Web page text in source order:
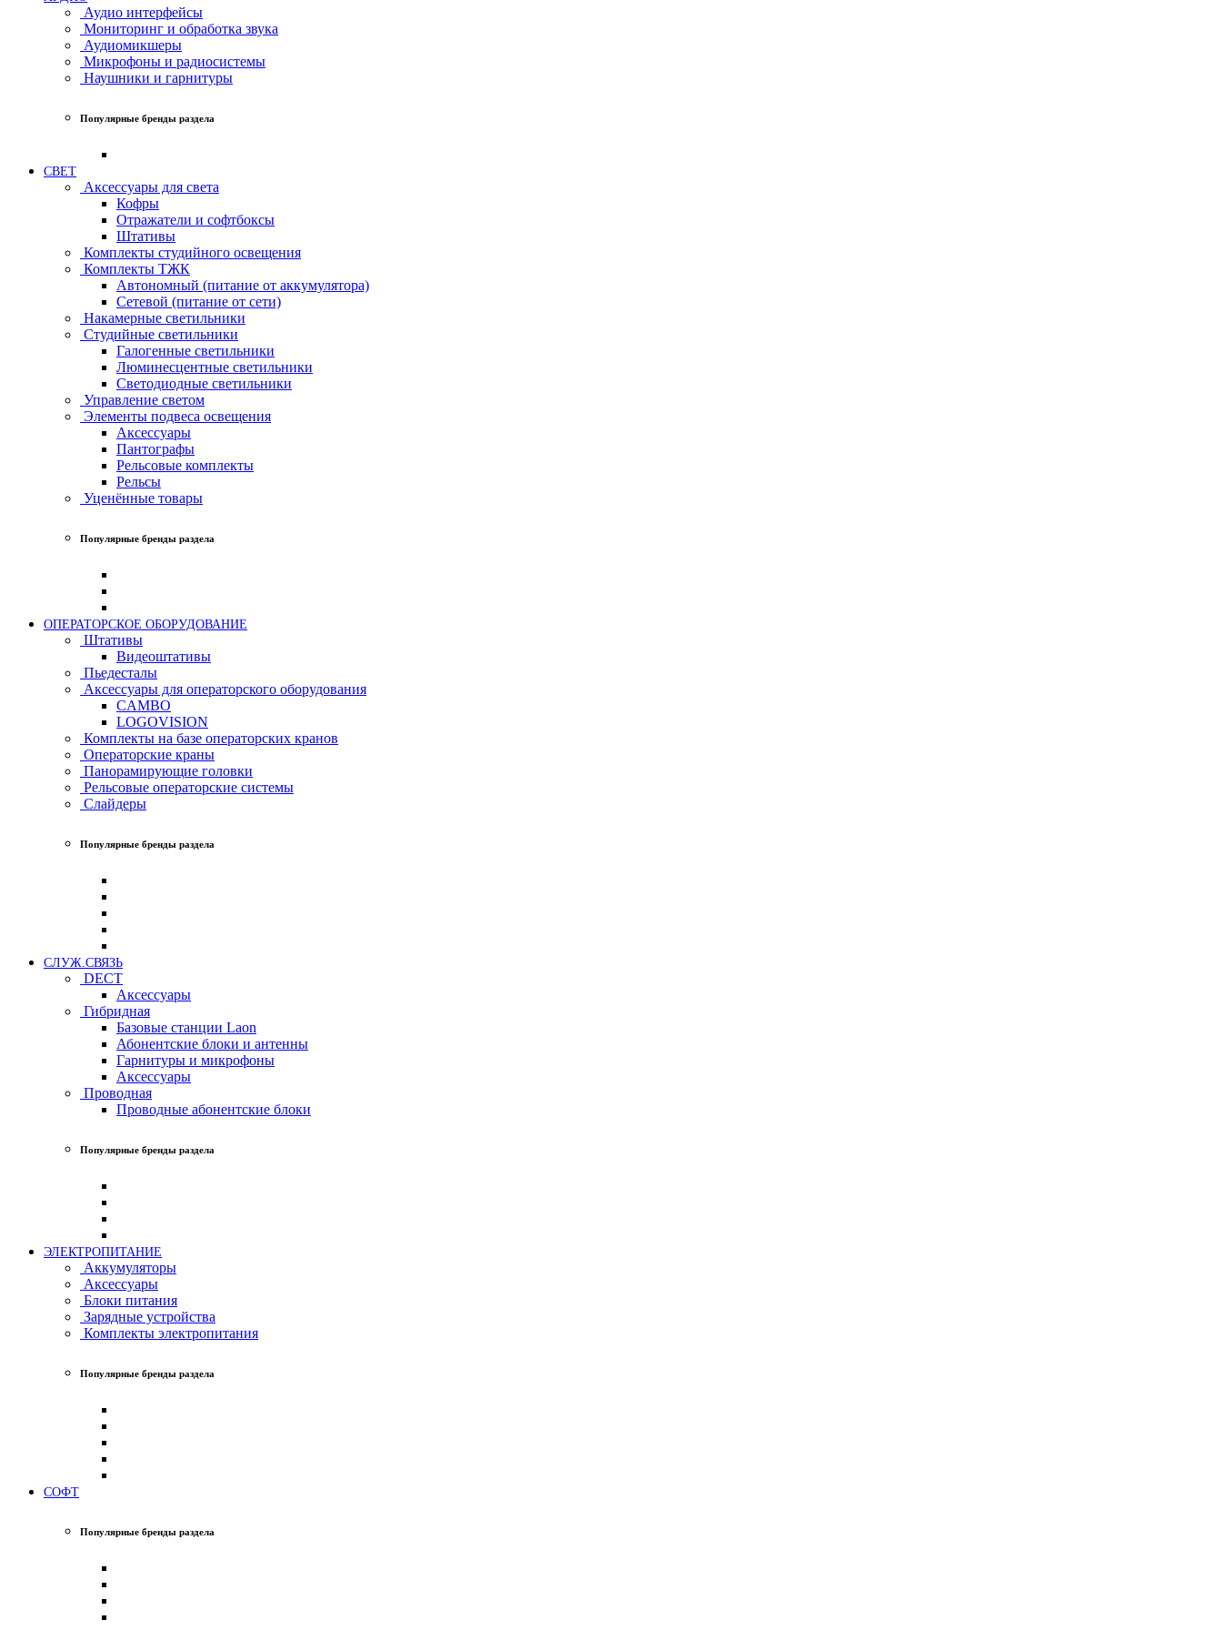
Аудио интерфейсы
Мониторинг и обработка звука
Аудиомикшеры
Микрофоны и радиосистемы
Наушники и гарнитуры
Популярные бренды раздела
СВЕТ
Аксессуары для света
Кофры
Отражатели и софтбоксы
Штативы
Комплекты студийного освещения
Комплекты ТЖК
Автономный (питание от аккумулятора)
Сетевой (питание от сети)
Накамерные светильники
Студийные светильники
Галогенные светильники
Люминесцентные светильники
Светодиодные светильники
Управление светом
Элементы подвеса освещения
Аксессуары
Пантографы
Рельсовые комплекты
Рельсы
Уценённые товары
Популярные бренды раздела
ОПЕРАТОРСКОЕ ОБОРУДОВАНИЕ
Штативы
Видеоштативы
Пьедесталы
Аксессуары для операторского оборудования
CAMBO
LOGOVISION
Комплекты на базе операторских кранов
Операторские краны
Панорамирующие головки
Рельсовые операторские системы
Слайдеры
Популярные бренды раздела
СЛУЖ.СВЯЗЬ
DECT
Аксессуары
Гибридная
Базовые станции Laon
Абонентские блоки и антенны
Гарнитуры и микрофоны
Аксессуары
Проводная
Проводные абонентские блоки
Популярные бренды раздела
ЭЛЕКТРОПИТАНИЕ
Аккумуляторы
Аксессуары
Блоки питания
Зарядные устройства
Комплекты электропитания
Популярные бренды раздела
СОФТ
Популярные бренды раздела